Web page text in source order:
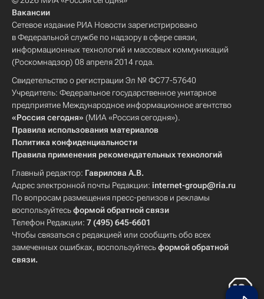
Вакансии
Сетевое издание РИА Новости зарегистрировано
в Федеральной службе по надзору в сфере связи,
информационных технологий и массовых коммуникаций
(Роскомнадзор) 08 апреля 2014 года.
Свидетельство о регистрации Эл № ФС77-57640
Учредитель: Федеральное государственное унитарное
предприятие Международное информационное агентство
«Россия сегодня» (МИА «Россия сегодня»).
Правила использования материалов
Политика конфиденциальности
Правила применения рекомендательных технологий
Главный редактор: Гаврилова А.В.
Адрес электронной почты Редакции: internet-group@ria.ru
По вопросам размещения пресс-релизов и рекламы
воспользуйтесьформой обратной связи
Телефон Редакции: 7 (495) 645-6601
Чтобы связаться с редакцией или сообщить обо всех
замеченных ошибках, воспользуйтесьформой обратной
связи.